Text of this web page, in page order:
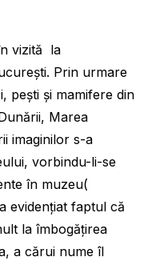
vizită la
Prin urmare
pești și mamifere din
Marea
imaginilor s-a
vorbindu-li-se
în muzeu(
evidențiat faptul că
la îmbogățirea
a cărui nume îl